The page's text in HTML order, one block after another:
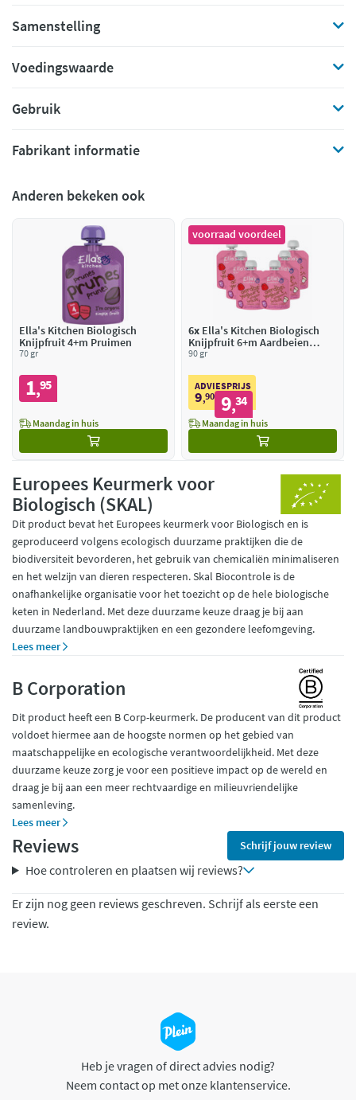
Samenstelling
Voedingswaarde
Gebruik
Fabrikant informatie
Anderen bekeken ook
Ella's Kitchen Biologisch
Knijpfruit 4+m Pruimen
70 gr
1,95
Maandag in huis
voorraad voordeel
6x Ella's Kitchen Biologisch
Knijpfruit 6+m Aardbeien
Yoghurt
90 gr
ADVIESPRIJS
9,90 9,34
Maandag in huis
Europees Keurmerk voor
Biologisch (SKAL)
Dit product bevat het Europees keurmerk voor Biologisch en is
geproduceerd volgens ecologisch duurzame praktijken die de
biodiversiteit bevorderen, het gebruik van chemicaliën minimaliseren
en het welzijn van dieren respecteren. Skal Biocontrole is de
onafhankelijke organisatie voor het toezicht op de hele biologische
keten in Nederland. Met deze duurzame keuze draag je bij aan
duurzame landbouwpraktijken en een gezondere leefomgeving.
Lees meer
B Corporation
Dit product heeft een B Corp-keurmerk. De producent van dit product
voldoet hiermee aan de hoogste normen op het gebied van
maatschappelijke en ecologische verantwoordelijkheid. Met deze
duurzame keuze zorg je voor een positieve impact op de wereld en
draag je bij aan een meer rechtvaardige en milieuvriendelijke
samenleving.
Lees meer
Reviews Schrijf jouw review
Hoe controleren en plaatsen wij reviews?
Er zijn nog geen reviews geschreven. Schrijf als eerste een
review.
Heb je vragen of direct advies nodig?
Neem contact op met onze klantenservice.